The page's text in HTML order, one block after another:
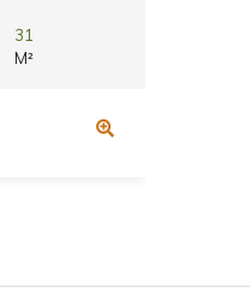
31
M²